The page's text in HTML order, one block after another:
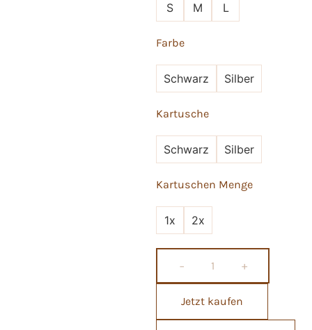
S M L
Farbe
Schwarz Silber
Kartusche
Schwarz Silber
Kartuschen Menge
1x 2x
− +
Jetzt kaufen